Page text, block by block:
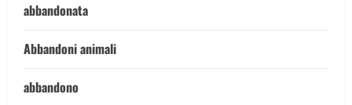
abbandonata
Abbandoni animali
abbandono